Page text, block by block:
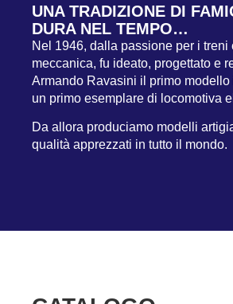
UNA TRADIZIONE DI
DURA NEL TEMPO…
Nel 1946, dalla passione per i treni
meccanica, fu ideato, progettato e
Armando Ravasini il primo modello
un primo esemplare di locomotiva
Da allora produciamo modelli
qualità apprezzati in tutto il mondo.